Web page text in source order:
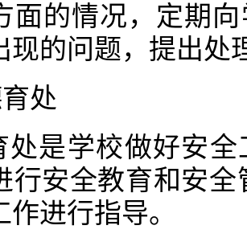
面的情况，定期
现的问题，提出处
处
处是学校做好安
行安全教育和安
进行指导。